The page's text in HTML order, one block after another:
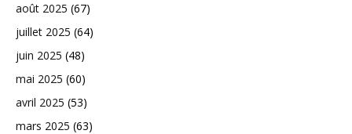
août 2025 (67)
juillet 2025 (64)
juin 2025 (48)
mai 2025 (60)
avril 2025 (53)
mars 2025 (63)